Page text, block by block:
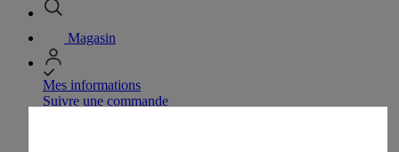
Magasin
Mes informations
Suivre une commande